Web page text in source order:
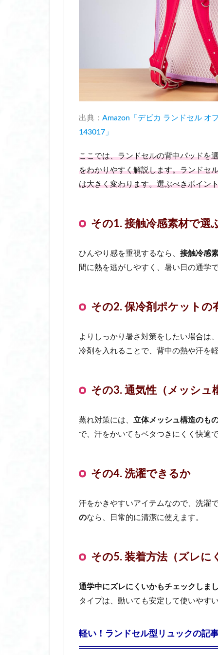
子ども 日焼け止
子連れ旅行におす
完全 遮光 帽子 ブ
完全 遮光 日傘 折
寝る時用シルク保
小学生 修学旅行
小学生 修学旅行
尿モレ 対策
抗菌靴下
挟む ホットビュ
携帯浄水器 日本製
放生会 福岡
文京花の五大まつ
日傘 メンズ 自動
日傘 折りたたみ
日傘 自動開閉 デ
日傘 軽量 完全遮光
暑さ 対策 グッズ
束 感 まつ毛 コー
根津神社 つつじ
椅子 クッション
母の日 プレゼント
毛穴 引き締め パ
水で膨らむ 土嚢
氷嚢 おしゃれ
氷嚢 スポーツ 用
汗取り パッド
汗染み防止 おすす
出典： Amazon「デビカ ランドセル オ
143017」
ここでは、ランドセルの背中パッドを
をわかりやすく解説します。ランドセ
は大きく変わります。選ぶべきポイン
その1. 接触冷感素材で選
ひんやり感を重視するなら、 接触冷感
間に熱を逃がしやすく、暑い日の通学
その2. 保冷剤ポケットの
よりしっかり暑さ対策をしたい場合は
冷剤を入れることで、背中の熱や汗を
その3. 通気性（メッシュ
蒸れ対策には、 立体メッシュ構造のも
で、汗をかいてもベタつきにくく快適
その4. 洗濯できるか
汗をかきやすいアイテムなので、洗濯
のなら、日常的に清潔に使えます。
その5. 装着方法（ズレに
通学中にズレにくいかもチェックしま
タイプは、動いても安定して使いやす
軽い！ランドセル型リュックの記